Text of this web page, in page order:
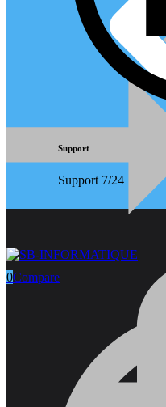
0Compare
Support
Support 7/24